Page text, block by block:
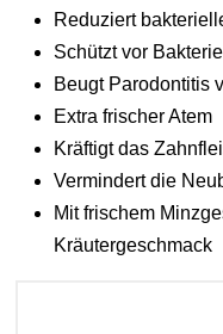
Reduziert
Schützt vor
Beugt Parodontitis
Extra frischer Atem
Kräftigt das
Vermindert die
Mit frischem
Kräutergeschmack